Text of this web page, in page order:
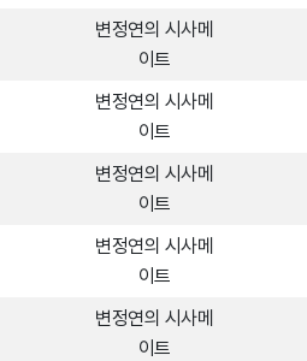
변정연의 시사메
이트
변정연의 시사메
이트
변정연의 시사메
이트
변정연의 시사메
이트
변정연의 시사메
이트